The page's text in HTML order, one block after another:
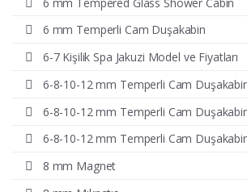
6 mm Temperli Cam Duşakabin
6-7 Kişilik Spa Jakuzi Model ve Fiyatları
6-8-10-12 mm Temperli Cam
6-8-10-12 mm Temperli Cam
6-8-10-12 mm Temperli Cam
8 mm Magnet